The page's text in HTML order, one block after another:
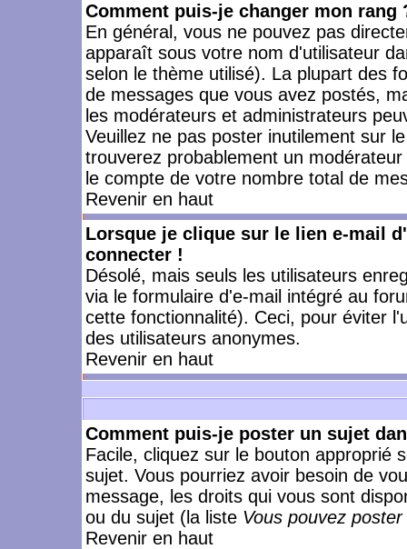
Comment puis-je changer mon rang
En général, vous ne pouvez pas
apparaît sous votre nom d'utilisateur
selon le thème utilisé). La plupart des
de messages que vous avez postés,
les modérateurs et administrateurs
Veuillez ne pas poster inutilement sur
trouverez probablement un
le compte de votre nombre total de
Revenir en haut
Lorsque je clique sur le lien e-mail
connecter !
Désolé, mais seuls les utilisateurs
via le formulaire d'e-mail intégré au
cette fonctionnalité). Ceci, pour éviter
des utilisateurs anonymes.
Revenir en haut
Comment puis-je poster un sujet
Facile, cliquez sur le bouton approprié
sujet. Vous pourriez avoir besoin de
message, les droits qui vous sont
ou du sujet (la liste Vous pouvez
Revenir en haut